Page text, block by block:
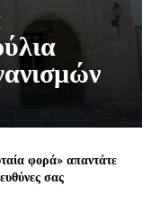
φορά» απαντάτε
σας